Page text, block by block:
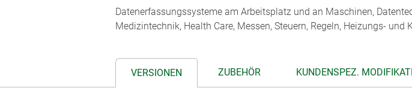
Datenerfassungssysteme am Arbeitsplatz und an Maschinen,
Medizintechnik, Health Care, Messen, Steuern, Regeln, Heizungs- und
VERSIONEN ZUBEHÖR KUNDENSPEZ.